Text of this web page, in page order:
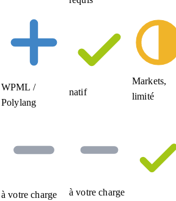
WPML /
Polylang
natif
Markets,
limité
à votre charge
à votre charge